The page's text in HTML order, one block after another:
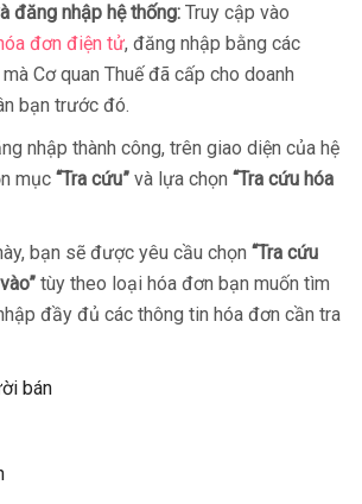
đăng nhập hệ thống: Truy cập vào
đơn điện tử, đăng nhập bằng các
Cơ quan Thuế đã cấp cho doanh
bạn trước đó.
nhập thành công, trên giao diện của hệ
mục “Tra cứu” và lựa chọn “Tra cứu hóa
bạn sẽ được yêu cầu chọn “Tra cứu
tùy theo loại hóa đơn bạn muốn tìm
đầy đủ các thông tin hóa đơn cần tra
bán